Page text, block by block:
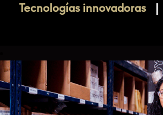
Tecnologías innovadoras|